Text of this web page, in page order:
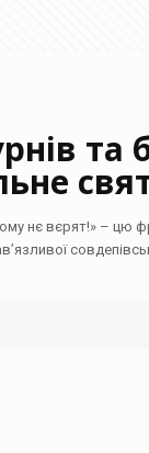
та
нє вєрят!» – цю